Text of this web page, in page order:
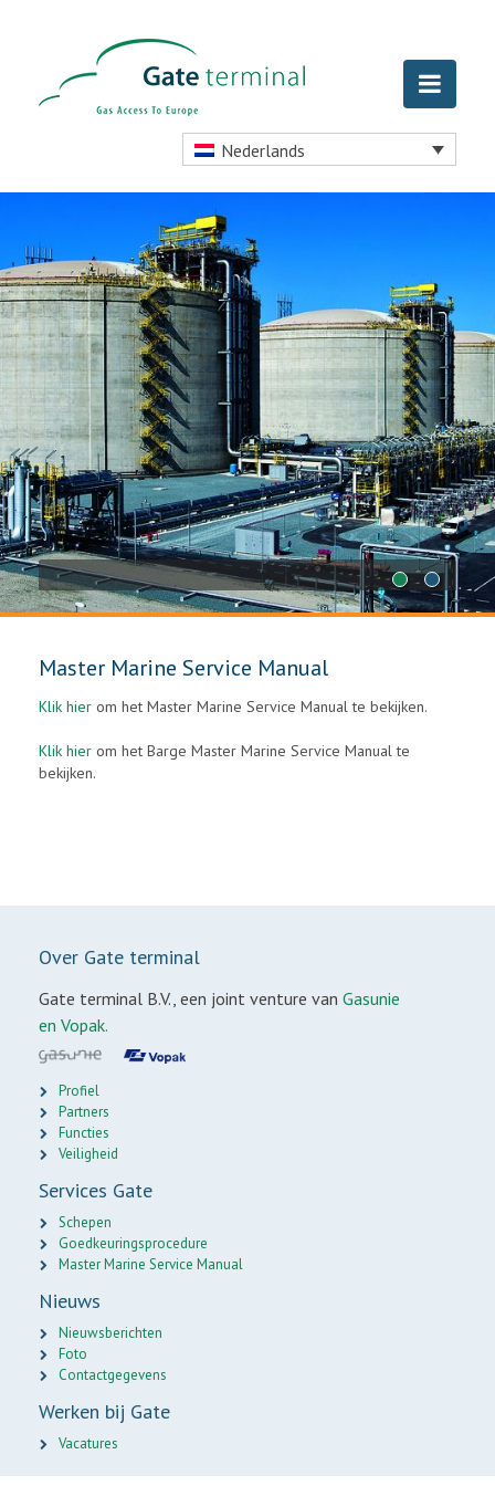
Nederlands
1 2
Master Marine Service Manual
Klik hier om het Master Marine Service Manual te bekijken.
Klik hier om het Barge Master Marine Service Manual te
bekijken.
Over Gate terminal
Gate terminal B.V., een joint venture van Gasunie
en Vopak.
Profiel
Partners
Functies
Veiligheid
Services Gate
Schepen
Goedkeuringsprocedure
Master Marine Service Manual
Nieuws
Nieuwsberichten
Foto
Contactgegevens
Werken bij Gate
Vacatures